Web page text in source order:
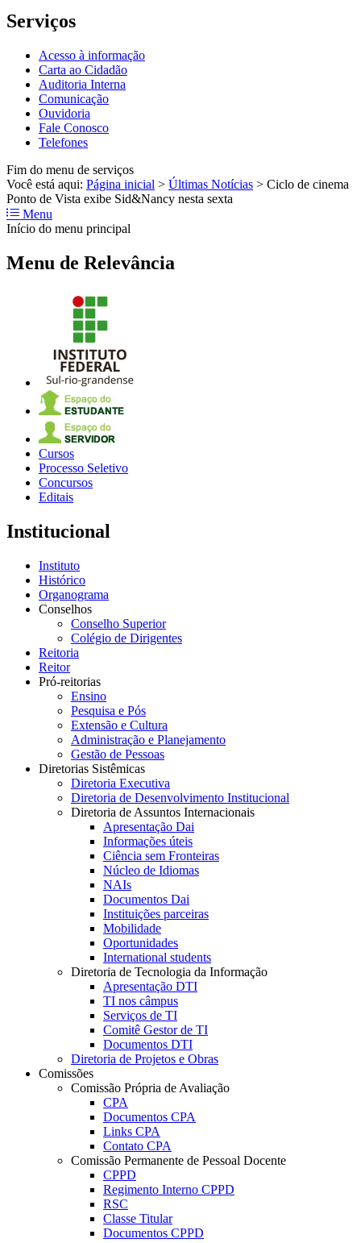
Serviços
Acesso à informação
Carta ao Cidadão
Auditoria Interna
Comunicação
Ouvidoria
Fale Conosco
Telefones
Fim do menu de serviços
Você está aqui: Página inicial > Últimas Notícias > Ciclo de cinema
Ponto de Vista exibe Sid&Nancy nesta sexta
Menu
Início do menu principal
Menu de Relevância
Cursos
Processo Seletivo
Concursos
Editais
Institucional
Instituto
Histórico
Organograma
Conselhos
Conselho Superior
Colégio de Dirigentes
Reitoria
Reitor
Pró-reitorias
Ensino
Pesquisa e Pós
Extensão e Cultura
Administração e Planejamento
Gestão de Pessoas
Diretorias Sistêmicas
Diretoria Executiva
Diretoria de Desenvolvimento Institucional
Diretoria de Assuntos Internacionais
Apresentação Dai
Informações úteis
Ciência sem Fronteiras
Núcleo de Idiomas
NAIs
Documentos Dai
Instituições parceiras
Mobilidade
Oportunidades
International students
Diretoria de Tecnologia da Informação
Apresentação DTI
TI nos câmpus
Serviços de TI
Comitê Gestor de TI
Documentos DTI
Diretoria de Projetos e Obras
Comissões
Comissão Própria de Avaliação
CPA
Documentos CPA
Links CPA
Contato CPA
Comissão Permanente de Pessoal Docente
CPPD
Regimento Interno CPPD
RSC
Classe Titular
Documentos CPPD